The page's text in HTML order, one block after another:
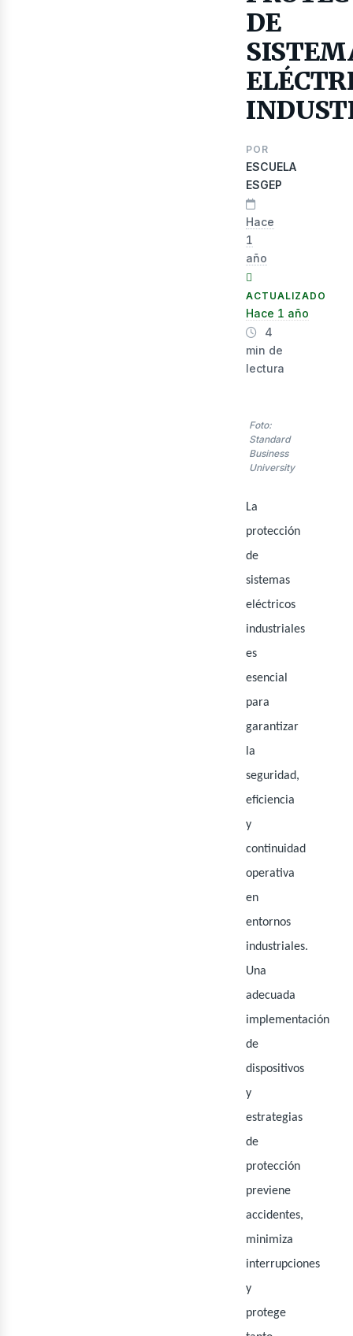
DE
POR
ESCUELA
ESGEP
Hace
1
año
ACTUALIZADO
Hace 1 año
4
min de
lectura
Foto:
Standard
Business
University
La
protección
de
sistemas
eléctricos
industriales
es
esencial
para
garantizar
la
seguridad,
eficiencia
y
continuidad
operativa
en
entornos
industriales.
Una
adecuada
implementación
de
dispositivos
y
estrategias
de
protección
previene
accidentes,
minimiza
interrupciones
y
protege